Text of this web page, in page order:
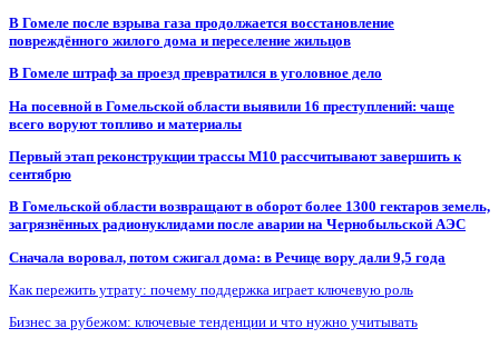
В Гомеле после взрыва газа продолжается восстановление
повреждённого жилого дома и переселение жильцов
В Гомеле штраф за проезд превратился в уголовное дело
На посевной в Гомельской области выявили 16 преступлений: чаще
всего воруют топливо и материалы
Первый этап реконструкции трассы М10 рассчитывают завершить к
сентябрю
В Гомельской области возвращают в оборот более 1300 гектаров земель,
загрязнённых радионуклидами после аварии на Чернобыльской АЭС
Сначала воровал, потом сжигал дома: в Речице вору дали 9,5 года
Как пережить утрату: почему поддержка играет ключевую роль
Бизнес за рубежом: ключевые тенденции и что нужно учитывать